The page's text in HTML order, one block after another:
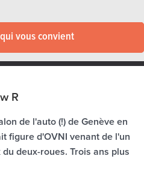
vous convient
R
de l'auto (!) de Genève en
figure d'OVNI venant de l'un
deux-roues. Trois ans plus